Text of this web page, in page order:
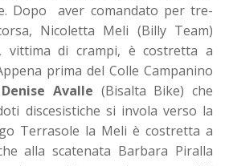
Dopo aver comandato per tre-
Nicoletta Meli (Billy Team)
vittima di crampi, è costretta a
prima del Colle Campanino
Denise Avalle (Bisalta Bike) che
discesistiche si invola verso la
Terrasole la Meli è costretta a
alla scatenata Barbara Piralla